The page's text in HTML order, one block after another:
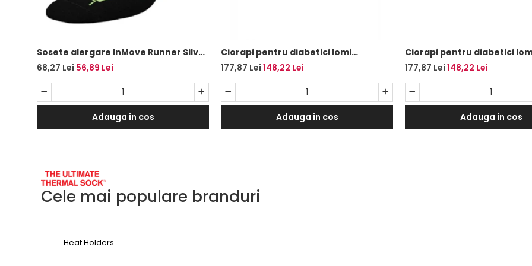
Sosete alergare InMove Runner Silver
cu ioni de argint, verde-negru, 38-40
68,27 Lei56,89 Lei
Adauga in cos
Ciorapi pentru diabetici Iomi
Footnurse cu amortizare, albi,
177,87 Lei148,22 Lei
Adauga in cos
Ciorapi pentru diabetici
Footnurse cu lungime pana
177,87 Lei148,22 Lei
Adauga in cos
Cele mai populare branduri
Heat Holders